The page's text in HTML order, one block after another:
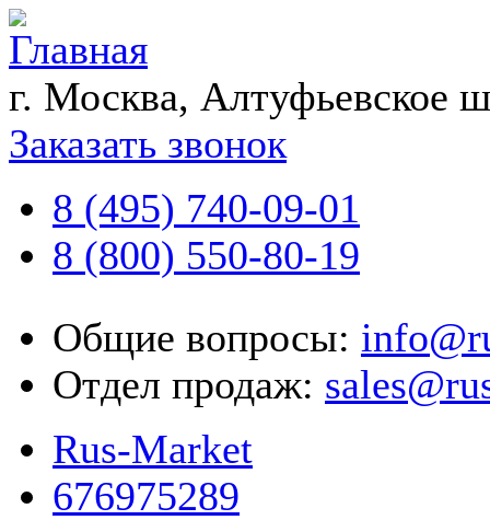
г. Москва, Алтуфьевское
Заказать звонок
8 (495) 740-09-01
8 (800) 550-80-19
Общие вопросы:
Отдел продаж:
Rus-Market
676975289